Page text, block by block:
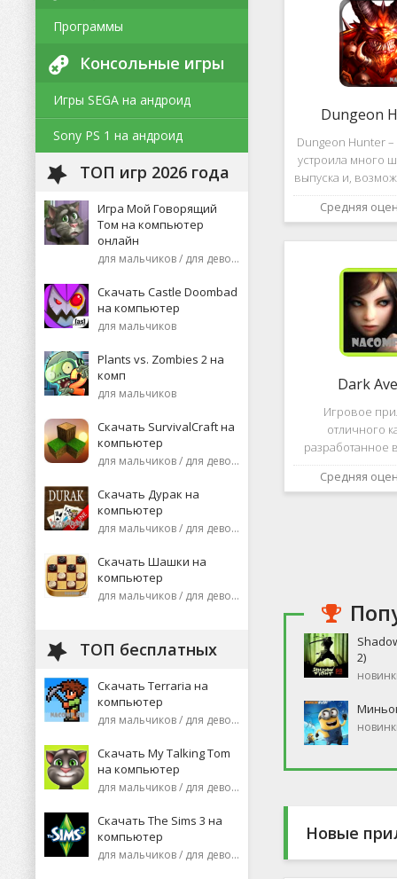
Программы
Консольные игры
Игры SEGA на андроид
Sony PS 1 на андроид
ТОП игр 2026 года
Игра Мой Говорящий
Том на компьютер
онлайн
для мальчиков / для девочек
Скачать Castle Doombad
на компьютер
для мальчиков
Plants vs. Zombies 2 на
комп
для мальчиков
Скачать SurvivalCraft на
компьютер
для мальчиков / для девочек
Скачать Дурак на
компьютер
для мальчиков / для девочек
Скачать Шашки на
компьютер
для мальчиков / для девочек
ТОП бесплатных
Скачать Terraria на
компьютер
для мальчиков / для девочек
Скачать My Talking Tom
на компьютер
для мальчиков / для девочек
Скачать The Sims 3 на
компьютер
для мальчиков / для девочек
Dungeon
Dungeon Hunter –
устроила много
выпуска и,
такому
необычную
Средняя
Dark
Игровое
отличного
разработанное
это, конечно же,
ней вы сможете
Средняя
2)
Новые